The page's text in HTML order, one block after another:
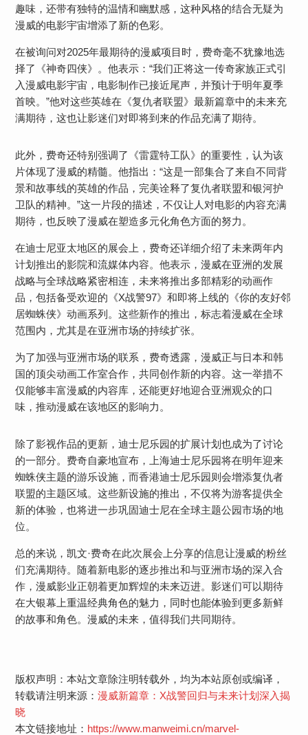
趣味，还带有独特的温情和幽默感，这种风格的结合无疑为
漫威的电影宇宙增添了新的色彩。
在被询问对2025年最期待的漫威项目时，费奇毫不犹豫地选
择了《神奇四侠》。他表示：“我们正将这一传奇家族正式引
入漫威电影宇宙，电影制作已接近尾声，并预计于明年夏季
首映。”他对这些英雄在《复仇者联盟》最新篇章中的未来充
满期待，这也让影迷们对即将到来的作品充满了期待。
此外，费奇还特别强调了《雷霆特工队》的重要性，认为该
片体现了漫威的精髓。他指出：“这是一部集合了来自不同背
景和故事线的英雄的作品，完美诠释了复仇者联盟和银河护
卫队的精神。”这一片段的描述，不仅让人对电影的内容充满
期待，也反映了漫威在塑造多元化角色方面的努力。
在迪士尼亚太地区的展会上，费奇还详细介绍了未来两年内
计划推出的影院和流媒体内容。他表示，漫威在亚洲的发展
战略与全球战略紧密相连，未来将推出多部精彩的动画作
品，包括备受欢迎的《X战警97》和即将上线的《你的友好邻
居蜘蛛侠》动画系列。这些新作的推出，标志着漫威在全球
范围内，尤其是在亚洲市场的持续扩张。
为了加强与亚洲市场的联系，费奇透露，漫威正与日本和韩
国的顶尖动画工作室合作，共同创作新的内容。这一举措不
仅能够丰富漫威的内容库，还能更好地迎合亚洲观众的口
味，推动漫威在该地区的影响力。
除了影视作品的更新，迪士尼乐园的扩展计划也成为了讨论
的一部分。费奇自豪地宣布，上海迪士尼乐园将在明年迎来
蜘蛛侠主题的游乐设施，而香港迪士尼乐园则会增添复仇者
联盟的主题区域。这些新设施的推出，不仅将为游客提供全
新的体验，也将进一步巩固迪士尼在全球主题公园市场的地
位。
总的来说，凯文·费奇在此次展会上分享的信息让漫威的粉丝
们充满期待。随着新电影的逐步推出和与亚洲市场的深入合
作，漫威影业正朝着更加辉煌的未来迈进。影迷们可以期待
在大银幕上重温经典角色的魅力，同时也能体验到更多新鲜
的故事和角色。漫威的未来，值得我们共同期待。
版权声明：本站文章除注明转载外，均为本站原创或编译，
转载请注明来源： 漫威新篇章：X战警回归与未来计划深入揭
晓
本文链接地址： https://www.manweimi.cn/marvel-